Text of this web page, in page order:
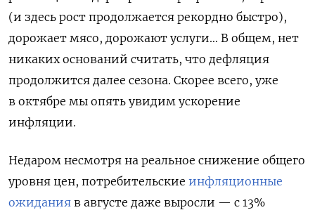
(и здесь рост продолжается рекордно быстро),
дорожает мясо, дорожают услуги… В общем, нет
никаких оснований считать, что дефляция
продолжится далее сезона. Скорее всего, уже
в октябре мы опять увидим ускорение
инфляции.
Недаром несмотря на реальное снижение общего
уровня цен, потребительские инфляционные
ожидания в августе даже выросли — с 13%